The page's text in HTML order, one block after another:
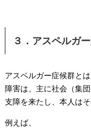
３．アスペルガ
アスペルガー症候群と
障害は、主に社会（集
支障を来たし、本人は
例えば、